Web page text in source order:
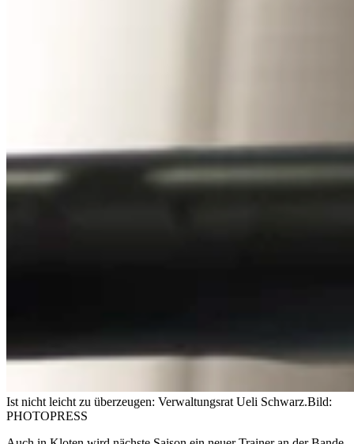
Ist nicht leicht zu überzeugen: Verwaltungsrat Ueli Schwarz.Bild:
PHOTOPRESS